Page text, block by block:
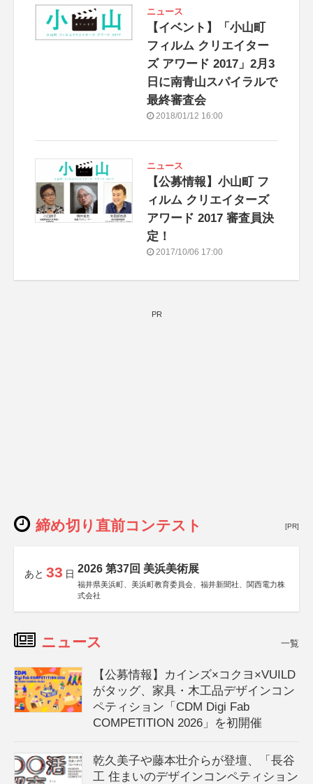
ニュース
【イベント】「小山町
フィルム クリエイター
ズ アワード 2017」2月3
日に南青山スパイラルで
最終審査会
2018/01/12 16:00
ニュース
【公募情報】小山町 フ
ィルム クリエイターズ
アワード 2017 審査員決
定！
2017/10/06 17:00
PR
締め切り直前コンテスト [PR]
あと 33 日 2026 第37回 美浜美術展
福井県美浜町、美浜町教育委員会、福井新聞社、関西電力株
式会社
ニュース 一覧
【公募情報】カインズ×コクヨ×VUILD
がタッグ、家具・木工品デザインコン
ペティション「CDM Digi Fab
COMPETITION 2026」を初開催
乾久美子や藤本壮介らが登壇、「長谷
工 住まいのデザインコンペティション